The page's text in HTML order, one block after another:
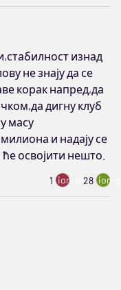
изнад
не знају да се
корак напред,да
дигну клуб
масу
и надају се
освојити нешто.
1 ion:minus
28